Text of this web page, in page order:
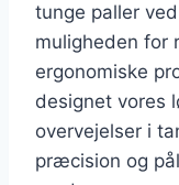
tunge paller
muligheden for
ergonomiske
designet vores
overvejelser i
præcision og